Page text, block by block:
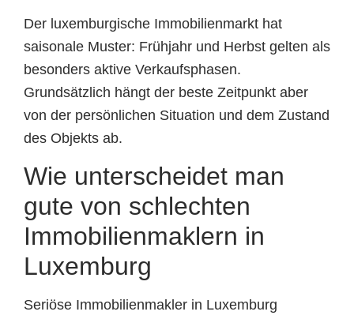
Der luxemburgische Immobilienmarkt hat
saisonale Muster: Frühjahr und Herbst gelten als
besonders aktive Verkaufsphasen.
Grundsätzlich hängt der beste Zeitpunkt aber
von der persönlichen Situation und dem Zustand
des Objekts ab.
Wie unterscheidet man
gute von schlechten
Immobilienmaklern in
Luxemburg
Seriöse Immobilienmakler in Luxemburg